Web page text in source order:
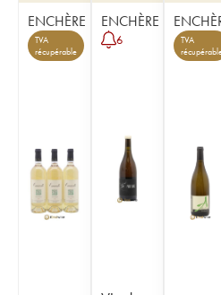
ENCHÈRE
TVA
récupérable
ENCHÈRE
6
TVA